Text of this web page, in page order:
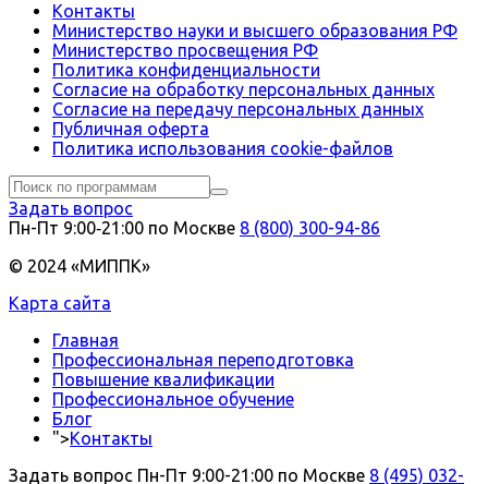
Контакты
Министерство науки и высшего образования РФ
Министерство просвещения РФ
Политика конфиденциальности
Согласие на обработку персональных данных
Согласие на передачу персональных данных
Публичная оферта
Политика использования сookie-файлов
Задать вопрос
Пн-Пт 9:00‑21:00 по Москве 8 (800) 300-94-86
© 2024 «МИППК»
Карта сайта
Главная
Профессиональная переподготовка
Повышение квалификации
Профессиональное обучение
Блог
">Контакты
Задать вопрос Пн-Пт 9:00-21:00 по Москве 8 (495) 032-